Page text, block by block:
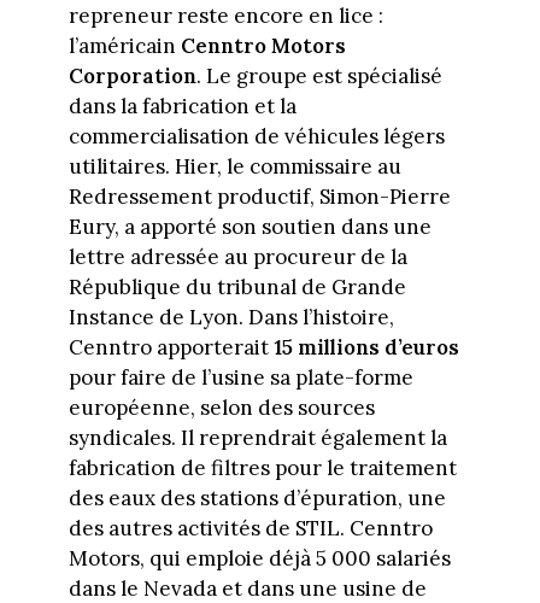
repreneur reste encore en lice :
l’américain Cenntro Motors
Corporation. Le groupe est spécialisé
dans la fabrication et la
commercialisation de véhicules légers
utilitaires. Hier, le commissaire au
Redressement productif, Simon-Pierre
Eury, a apporté son soutien dans une
lettre adressée au procureur de la
République du tribunal de Grande
Instance de Lyon. Dans l’histoire,
Cenntro apporterait15 millions d’euros
pour faire de l’usine sa plate-forme
européenne, selon des sources
syndicales. Il reprendrait également la
fabrication de filtres pour le traitement
des eaux des stations d’épuration, une
des autres activités de STIL. Cenntro
Motors, qui emploie déjà 5 000 salariés
dans le Nevada et dans une usine de